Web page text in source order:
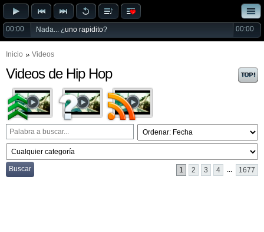
00:00 Nada... ¿uno rapidito? 00:00
Inicio Videos
Videos de Hip Hop
Buscar 1 2 3 4 ... 1677